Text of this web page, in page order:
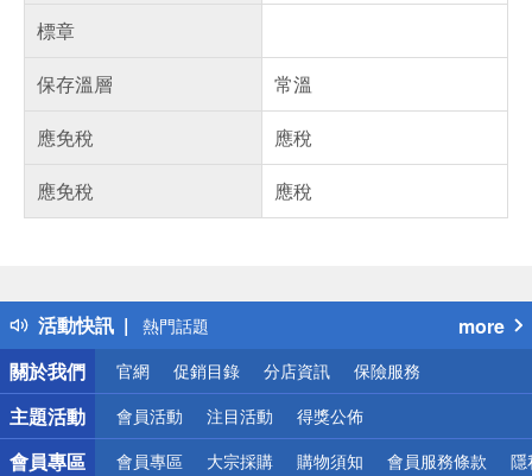
標章
保存溫層
常溫
應免稅
應稅
應免稅
應稅
活動快訊
得獎公告
熱門話題
銀行優惠
偏遠地區配送
詐騙網頁！請小心！
more
關於我們
官網 促銷目錄 分店資訊 保險服務
主題活動 會員活動 注目活動 得獎公佈
會員專區 會員專區 大宗採購 購物須知 會員服務條款 隱